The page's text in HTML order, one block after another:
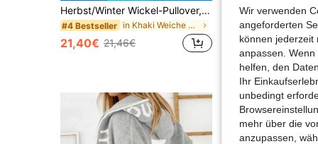
Herbst/Winter Wickel-Pullover, unverzichtbar für Zuhause, geeignet für den täglichen Arbeitsweg, Dates, Reisen und verschiedene Anlässe
#4 Bestseller in Khaki Weiche Strickpullover
21,40€ 21,46€
FOR
26,20€
Wir verwenden
angeforderten
können jederzeit
anpassen.
helfen, den
Ihr
unbedingt
mehr über die
anzupassen,